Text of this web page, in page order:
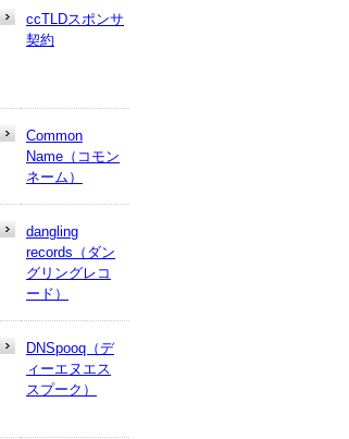
ccTLDスポンサ
契約
Common
Name（コモン
ネーム）
dangling
records（ダン
グリングレコ
ード）
DNSpooq（デ
ィーエヌエス
スプーク）